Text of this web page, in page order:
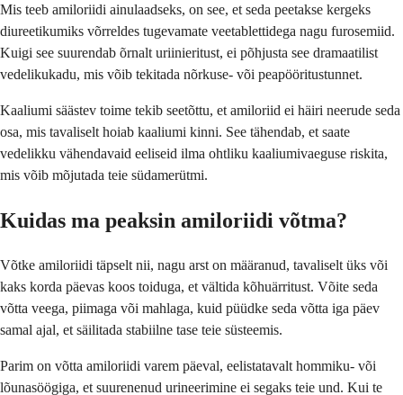
Mis teeb amiloriidi ainulaadseks, on see, et seda peetakse kergeks
diureetikumiks võrreldes tugevamate veetablettidega nagu furosemiid.
Kuigi see suurendab õrnalt uriinieritust, ei põhjusta see dramaatilist
vedelikukadu, mis võib tekitada nõrkuse- või peapööritustunnet.
Kaaliumi säästev toime tekib seetõttu, et amiloriid ei häiri neerude seda
osa, mis tavaliselt hoiab kaaliumi kinni. See tähendab, et saate
vedelikku vähendavaid eeliseid ilma ohtliku kaaliumivaeguse riskita,
mis võib mõjutada teie südamerütmi.
Kuidas ma peaksin amiloriidi võtma?
Võtke amiloriidi täpselt nii, nagu arst on määranud, tavaliselt üks või
kaks korda päevas koos toiduga, et vältida kõhuärritust. Võite seda
võtta veega, piimaga või mahlaga, kuid püüdke seda võtta iga päev
samal ajal, et säilitada stabiilne tase teie süsteemis.
Parim on võtta amiloriidi varem päeval, eelistatavalt hommiku- või
lõunasöögiga, et suurenenud urineerimine ei segaks teie und. Kui te